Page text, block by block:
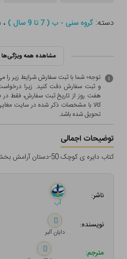
دسته:گروه سنی - ب ( 7 تا 9 سال ) ،
مشاهده همه ویژگی‌ها
توجه؛ شما با ثبت سفارش شرایط زیر را
و ثبت سفارش دقت کنید. زیرا
هفت روز از تاریخ ثبت سفارش، فقط
کالا با مشخصات ذکر شده در سایت
تحویل شده باشد.
توضیحات اجمالی
کتاب دایره ی کوچک 50-دستان آرامش بخش اثر دایان آلبر نشر آب
ناشر:
آب
نویسنده:
دایان آلبر
مترجم: